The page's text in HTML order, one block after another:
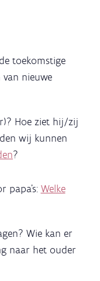
toekomstige
nieuwe
Hoe ziet hij/zij
wij kunnen
?
papa's: Welke
Wie kan er
naar het ouder